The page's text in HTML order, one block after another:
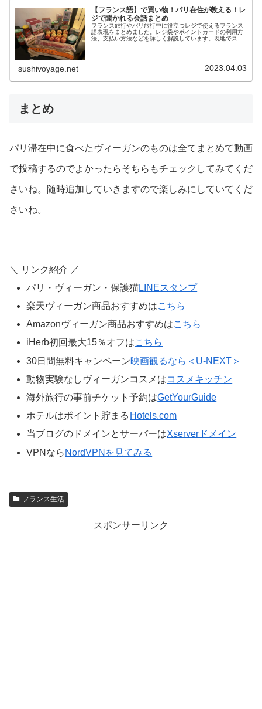
【フランス語】で買い物！パリ在住が教える！レ
ジで聞かれる会話まとめ
フランス旅行やパリ旅行中に役立つレジで使えるフランス
語表現をまとめました。レジ袋やポイントカードの利用方
法、支払い方法などを詳しく解説しています。現地でスム
sushivoyage.net 2023.04.03
まとめ
パリ滞在中に食べたヴィーガンのものは全てまとめて動画
で投稿するのでよかったらそちらもチェックしてみてくだ
さいね。随時追加していきますので楽しみにしていてくだ
さいね。
＼ リンク紹介 ／
パリ・ヴィーガン・保護猫LINEスタンプ
楽天ヴィーガン商品おすすめはこちら
Amazonヴィーガン商品おすすめはこちら
iHerb初回最大15％オフはこちら
30日間無料キャンペーン映画観るなら＜U-NEXT＞
動物実験なしヴィーガンコスメはコスメキッチン
海外旅行の事前チケット予約はGetYourGuide
ホテルはポイント貯まる Hotels.com
当ブログのドメインとサーバーはXserverドメイン
VPNなら NordVPNを見てみる
フランス生活
スポンサーリンク